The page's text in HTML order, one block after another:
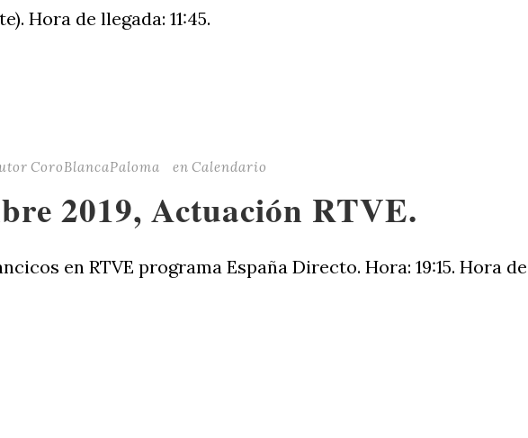
Hora de llegada: 11:45.
CoroBlancaPaloma en Calendario
2019, Actuación RTVE.
en RTVE programa España Directo. Hora: 19:15. Hora de